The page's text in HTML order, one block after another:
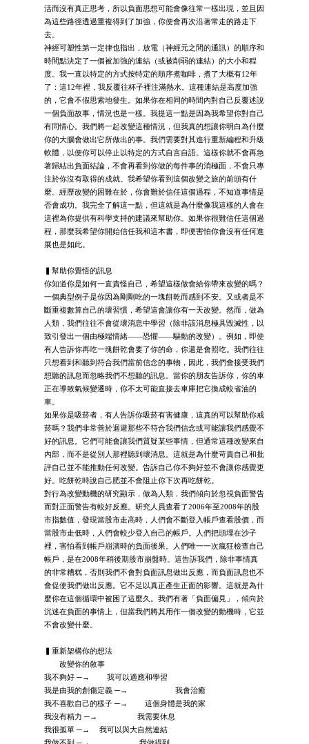
活而沒有真正思考，所以負面思想可能會像往常一樣出現，並且因
為這些路徑透過重複得到了加強，你便會再次沿著常走的路走下
去。
神經可塑性第一定律也指出，放電（神經元之間的通訊）的順序和
時間點決定了一個被加強的連結（或被削弱的連結）的大小和程
度。我一直以特定的方式按特定的順序煮咖啡，煮了大概有12年
了：這12年裡，我反覆往杯子裡注滿熱水。這種連結是高度加強
的，它會不假思索地發生。如果你在相同的時間內對自己反覆述說
一個負面故事，情況也是一樣。我提這一點是因為我希望你對自己
有同情心。我們將一起改變這種情況，但我真的想讓你明白為什麼
你的大腦會做出它所做出的事。我們需要對其進行重新編程和升級
軟體，以便你可以停止以特定的方式自言自語。這樣你就不會再急
著歸結出負面結論，不會再看到你做的每件事的消極面，不會只專
注於你沒有取得的成就。我希望你看到這個改變之旅的前頭有什
麼。經歷改變的困難在於，你會難於信任這個過程，不知道事情是
否會成功。我完全了解這一點，但這就是為什麼像我這樣的人會在
這裡為你提供有科學支持的建議來幫助你。如果你很難信任這個過
程，那麼我希望你開始信任我和這本書，即便害怕你會沒有任何進
展也是如此。
▍幫助你覺悟的訊息
你知道你是如何一直責怪自己，希望這樣做會給你帶來改變的嗎？
一個典型例子是你因為剛剛吃的一塊餅乾而感到不安。又或者是不
斷重複數算自己的壞習慣，希望這會讓你有一天改變。然而，做為
人類，我們往往不會從壞消息中學習（除非該消息極具毀滅性，以
致引發出一個由極端情緒——恐懼——驅動的改變）。例如，即使
有人告訴你再吃一塊餅乾會要了你的命，你還是會照吃。我們往往
只想看到和聽到符合我們當前信念的事物，因此，我們會接受我們
想聽的訊息而忽略我們不想聽的訊息。當你的朋友告訴你，你的車
正在導致氣候變遷時，你不太可能直接去車庫把它換成較省油的
車。
如果你是吸菸者，有人告訴你吸菸有害健康，這真的可以幫助你戒
菸嗎？我們非常善於迴避那些不符合我們信念或可能讓我們感覺不
好的訊息。它們可能會讓我們質疑某些事情，但通常這種改變來自
內部，而不是從別人那裡聽到壞消息。這就是為什麼苛責自己和批
評自己並不能推動任何改變。告訴自己你不夠好並不會讓你感覺更
好。吃餅乾時說自己肥並不會阻止你下次再吃餅乾。
對行為改變動機的研究顯示，做為人類，我們傾向於忽視負面警告
而對正面警告有較好反應。研究人員查看了2006年至2008年的股
市指數值，發現當股市走高時，人們會不斷登入帳戶查看股價，而
當股市走低時，人們會較少登入自己的帳戶。人們把頭埋在沙子
裡，害怕看到帳戶崩潰時的負面後果。人們唯一一次瘋狂檢查自己
帳戶，是在2008年稍後期股市崩盤時。這告訴我們，除非事情真
的非常糟糕，否則我們不會對負面訊息做出反應，而負面訊息也不
會促使我們做出反應。它不足以真正產生正面的影響。這就是為什
麼你在這個循環中被困了這麼久。我們有著「負面偏見」，傾向於
沉迷在負面的事情上，但當我們將其用作一個改變的動機時，它並
不會改變什麼。
▍重新架構你的想法
改變你的敘事
我不夠好 ─→ 我可以適應和學習
我是由我的創傷定義 ─→ 我會治癒
我不喜歡自己的樣子 ─→ 這個身體是我的家
我沒有精力 ─→ 我需要休息
我很孤單 ─→ 我可以與大自然連結